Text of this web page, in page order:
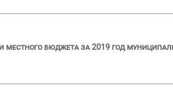
местного бюджета за 2019 год